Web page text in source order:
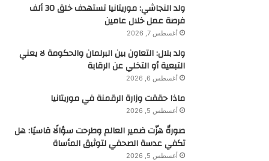
ولد النجاشي: موريتانيا تستهدف خلق 30 ألف
فرصة عمل خلال عامين
أغسطس 7, 2026
ولد بلال: التعاون بين البرلمان والحكومة لا يعني
التبعية أو التخلي عن الرقابة
أغسطس 6, 2026
ماذا حققت وزارة الرقمنة في موريتانيا
أغسطس 5, 2026
صورةٌ هزّت ضمير العالم وطرحت سؤالًا قاسيًا: هل
تكفي عدسة الصحفي لتوثيق المأساة
أغسطس 5, 2026